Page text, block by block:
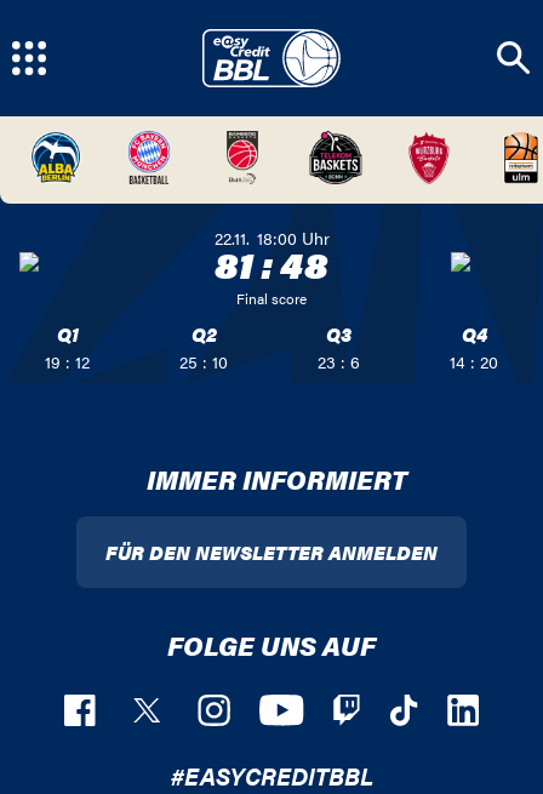
22.11. 18:00 Uhr
81:48
Final score
Q1
19 : 12
Q2
25 : 10
Q3
23 : 6
Q4
14 : 20
IMMER INFORMIERT
FÜR DEN NEWSLETTER ANMELDEN
FOLGE UNS AUF
#EASYCREDITBBL